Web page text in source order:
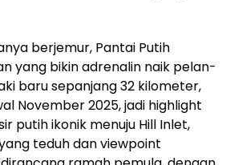
berjemur, Pantai Putih
yang bikin adrenalin naik pelan-
baru sepanjang 32 kilometer,
November 2025, jadi highlight
putih ikonik menuju Hill Inlet,
teduh dan viewpoint